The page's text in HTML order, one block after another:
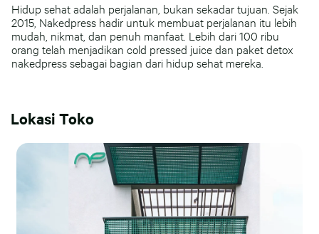
Hidup sehat adalah perjalanan, bukan sekadar tujuan. Sejak
2015, Nakedpress hadir untuk membuat perjalanan itu lebih
mudah, nikmat, dan penuh manfaat. Lebih dari 100 ribu
orang telah menjadikan cold pressed juice dan paket detox
nakedpress sebagai bagian dari hidup sehat mereka.
Lokasi Toko